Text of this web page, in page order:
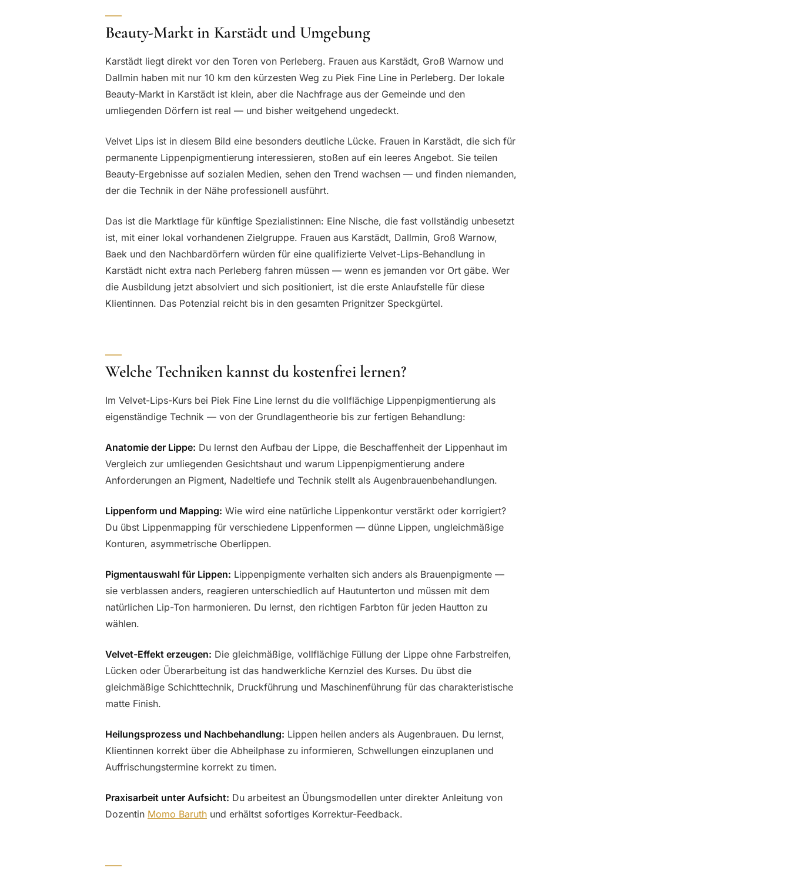
Beauty-Markt in Karstädt und Umgebung
Karstädt liegt direkt vor den Toren von Perleberg. Frauen aus Karstädt, Groß Warnow und
Dallmin haben mit nur 10 km den kürzesten Weg zu Piek Fine Line in Perleberg. Der lokale
Beauty-Markt in Karstädt ist klein, aber die Nachfrage aus der Gemeinde und den
umliegenden Dörfern ist real — und bisher weitgehend ungedeckt.
Velvet Lips ist in diesem Bild eine besonders deutliche Lücke. Frauen in Karstädt, die sich für
permanente Lippenpigmentierung interessieren, stoßen auf ein leeres Angebot. Sie teilen
Beauty-Ergebnisse auf sozialen Medien, sehen den Trend wachsen — und finden niemanden,
der die Technik in der Nähe professionell ausführt.
Das ist die Marktlage für künftige Spezialistinnen: Eine Nische, die fast vollständig unbesetzt
ist, mit einer lokal vorhandenen Zielgruppe. Frauen aus Karstädt, Dallmin, Groß Warnow,
Baek und den Nachbardörfern würden für eine qualifizierte Velvet-Lips-Behandlung in
Karstädt nicht extra nach Perleberg fahren müssen — wenn es jemanden vor Ort gäbe. Wer
die Ausbildung jetzt absolviert und sich positioniert, ist die erste Anlaufstelle für diese
Klientinnen. Das Potenzial reicht bis in den gesamten Prignitzer Speckgürtel.
Welche Techniken kannst du kostenfrei lernen?
Im Velvet-Lips-Kurs bei Piek Fine Line lernst du die vollflächige Lippenpigmentierung als
eigenständige Technik — von der Grundlagentheorie bis zur fertigen Behandlung:
Anatomie der Lippe: Du lernst den Aufbau der Lippe, die Beschaffenheit der Lippenhaut im
Vergleich zur umliegenden Gesichtshaut und warum Lippenpigmentierung andere
Anforderungen an Pigment, Nadeltiefe und Technik stellt als Augenbrauenbehandlungen.
Lippenform und Mapping: Wie wird eine natürliche Lippenkontur verstärkt oder korrigiert?
Du übst Lippenmapping für verschiedene Lippenformen — dünne Lippen, ungleichmäßige
Konturen, asymmetrische Oberlippen.
Pigmentauswahl für Lippen: Lippenpigmente verhalten sich anders als Brauenpigmente —
sie verblassen anders, reagieren unterschiedlich auf Hautunterton und müssen mit dem
natürlichen Lip-Ton harmonieren. Du lernst, den richtigen Farbton für jeden Hautton zu
wählen.
Velvet-Effekt erzeugen: Die gleichmäßige, vollflächige Füllung der Lippe ohne Farbstreifen,
Lücken oder Überarbeitung ist das handwerkliche Kernziel des Kurses. Du übst die
gleichmäßige Schichttechnik, Druckführung und Maschinenführung für das charakteristische
matte Finish.
Heilungsprozess und Nachbehandlung: Lippen heilen anders als Augenbrauen. Du lernst,
Klientinnen korrekt über die Abheilphase zu informieren, Schwellungen einzuplanen und
Auffrischungstermine korrekt zu timen.
Praxisarbeit unter Aufsicht: Du arbeitest an Übungsmodellen unter direkter Anleitung von
Dozentin Momo Baruth und erhältst sofortiges Korrektur-Feedback.